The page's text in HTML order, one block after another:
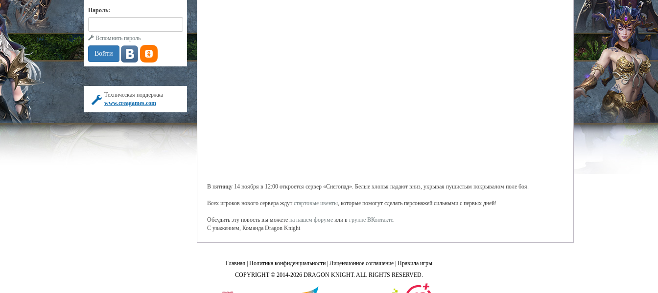
Пароль:
Вспомнить пароль
Техническая поддержка
www.creagames.com
В пятницу 14 ноября в 12:00 откроется сервер «Снегопад». Белые хлопья падают вниз, укрывая пушистым покрывалом поле боя.
Всех игроков нового сервера ждут стартовые ивенты, которые помогут сделать персонажей сильными с первых дней!
Обсудить эту новость вы можете на нашем форуме или в группе ВКонтакте.
С уважением, Команда Dragon Knight
Главная Политика конфиденциальности Лицензионное соглашение Правила игры
COPYRIGHT © 2014-2026 DRAGON KNIGHT. ALL RIGHTS RESERVED.